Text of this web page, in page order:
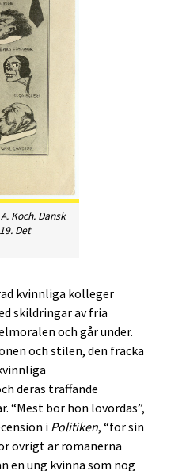
Koch. Dansk
Det
kvinnliga kolleger
skildringar av fria
och går under.
och stilen, den fräcka
deras träffande
“Mest bör hon lovordas”,
i Politiken, “för sin
övrigt är romanerna
en ung kvinna som nog